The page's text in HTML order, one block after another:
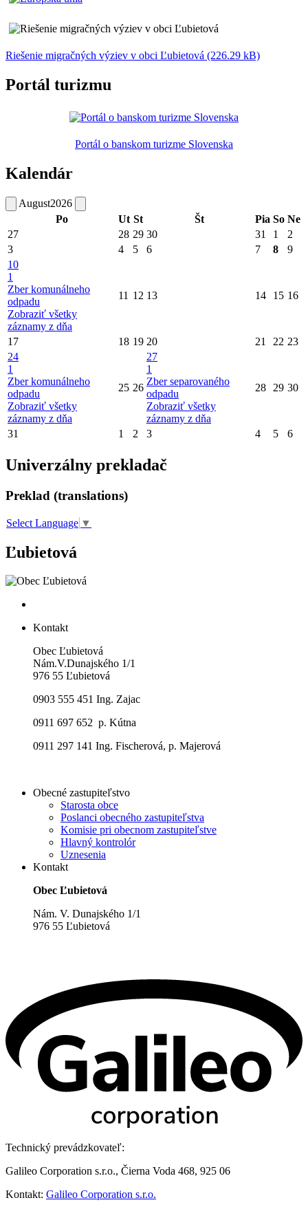
Riešenie migračných výziev v obci Ľubietová (226.29 kB)
Portál turizmu
Portál o banskom turizme Slovenska
Kalendár
August2026
Po
Ut St Št Pia So Ne
27
28 29 30 31 1
2
3
4 5 6 7 8
9
10
1
Zber komunálneho
odpadu
Zobraziť všetky
záznamy z dňa
11 12 13 14 15 16
17 18 19 20 21 22 23
24
1
Zber komunálneho
odpadu
Zobraziť všetky
záznamy z dňa
25 26
27
1
Zber separovaného
odpadu
Zobraziť všetky
záznamy z dňa
28 29 30
31 1 2 3 4 5 6
Univerzálny prekladač
Preklad (translations)
Select Language ▼
Ľubietová
Kontakt
Obec Ľubietová
Nám.V.Dunajského 1/1
976 55 Ľubietová
0903 555 451 Ing. Zajac
0911 697 652 p. Kútna
0911 297 141 Ing. Fischerová, p. Majerová
Obecné zastupiteľstvo
Starosta obce
Poslanci obecného zastupiteľstva
Komisie pri obecnom zastupiteľstve
Hlavný kontrolór
Uznesenia
Kontakt
Obec Ľubietová
Nám. V. Dunajského 1/1
976 55 Ľubietová
Technický prevádzkovateľ:
Galileo Corporation s.r.o., Čierna Voda 468, 925 06
Kontakt: Galileo Corporation s.r.o.